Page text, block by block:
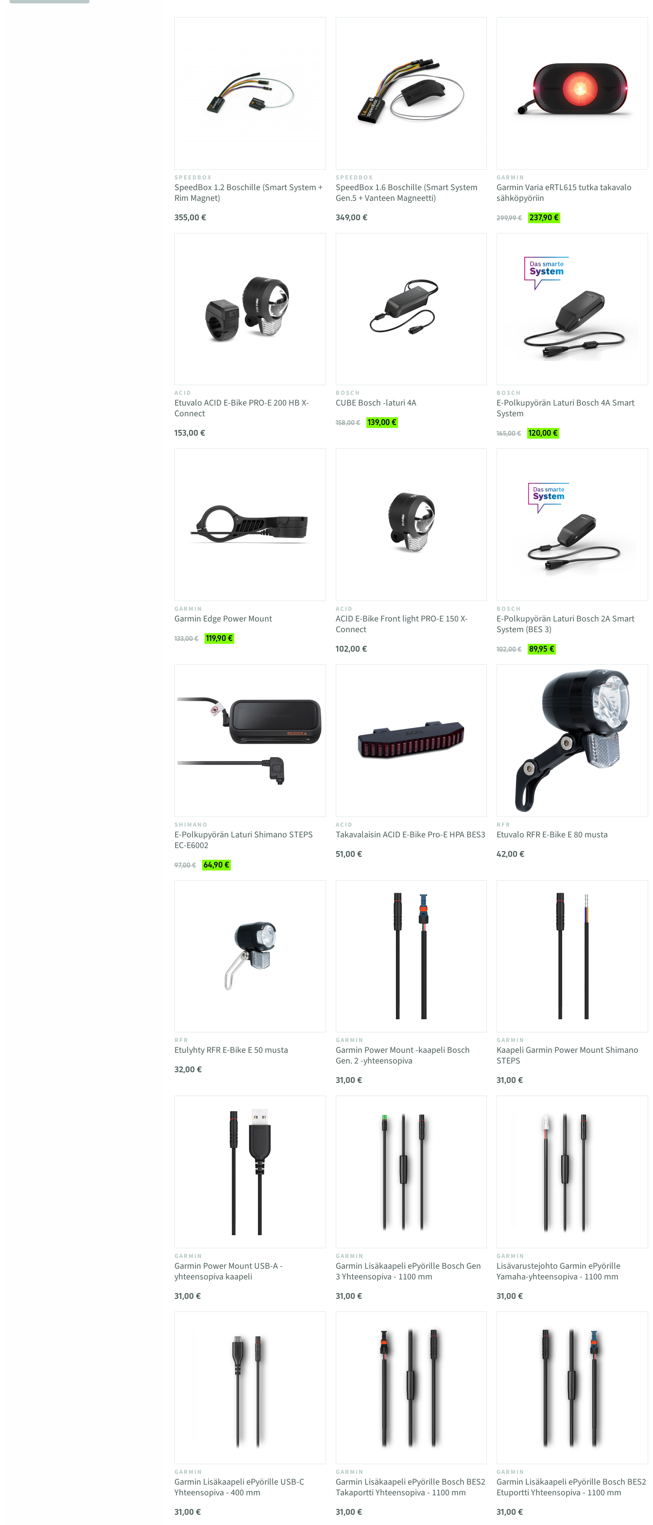
SPEEDBOX
SpeedBox 1.2 Boschille (Smart System +
Rim Magnet)
355,00 €
SPEEDBOX
SpeedBox 1.6 Boschille (Smart System
Gen.5 + Vanteen Magneetti)
349,00 €
GARMIN
Garmin Varia eRTL615 tutka takavalo
sähköpyöriin
299,99 € 237,90 €
ACID
Etuvalo ACID E-Bike PRO-E 200 HB X-
Connect
153,00 €
BOSCH
CUBE Bosch -laturi 4A
158,00 € 139,00 €
BOSCH
E-Polkupyörän Laturi Bosch 4A Smart
System
165,00 € 120,00 €
GARMIN
Garmin Edge Power Mount
133,00 € 119,90 €
ACID
ACID E-Bike Front light PRO-E 150 X-
Connect
102,00 €
BOSCH
E-Polkupyörän Laturi Bosch 2A Smart
System (BES 3)
102,00 € 89,95 €
SHIMANO
E-Polkupyörän Laturi Shimano STEPS
EC-E6002
97,00 € 64,90 €
ACID
Takavalaisin ACID E-Bike Pro-E HPA BES3
51,00 €
RFR
Etuvalo RFR E-Bike E 80 musta
42,00 €
RFR
Etulyhty RFR E-Bike E 50 musta
32,00 €
GARMIN
Garmin Power Mount -kaapeli Bosch
Gen. 2 -yhteensopiva
31,00 €
GARMIN
Kaapeli Garmin Power Mount Shimano
STEPS
31,00 €
GARMIN
Garmin Power Mount USB-A -
yhteensopiva kaapeli
31,00 €
GARMIN
Garmin Lisäkaapeli ePyörille Bosch Gen
3 Yhteensopiva - 1100 mm
31,00 €
GARMIN
Lisävarustejohto Garmin ePyörille
Yamaha-yhteensopiva - 1100 mm
31,00 €
GARMIN
Garmin Lisäkaapeli ePyörille USB-C
Yhteensopiva - 400 mm
31,00 €
GARMIN
Garmin Lisäkaapeli ePyörille Bosch BES2
Takaportti Yhteensopiva - 1100 mm
31,00 €
GARMIN
Garmin Lisäkaapeli ePyörille Bosch BES2
Etuportti Yhteensopiva - 1100 mm
31,00 €